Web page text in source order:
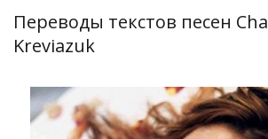
Переводы текстов песен
Kreviazuk